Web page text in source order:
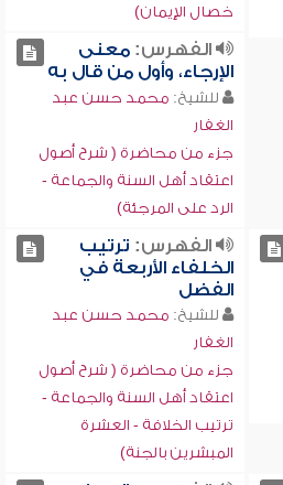
خصال الإيمان)
الفهرس:معنى
الإرجاء، وأول من قال به
للشيخ: محمد حسن عبد
الغفار
جزء من محاضرة ( شرح أصول
اعتقاد أهل السنة والجماعة -
الرد على المرجئة)
الفهرس: ترتيب
الخلفاء الأربعة في
الفضل
للشيخ: محمد حسن عبد
الغفار
جزء من محاضرة ( شرح أصول
اعتقاد أهل السنة والجماعة -
ترتيب الخلافة - العشرة
المبشرين بالجنة)